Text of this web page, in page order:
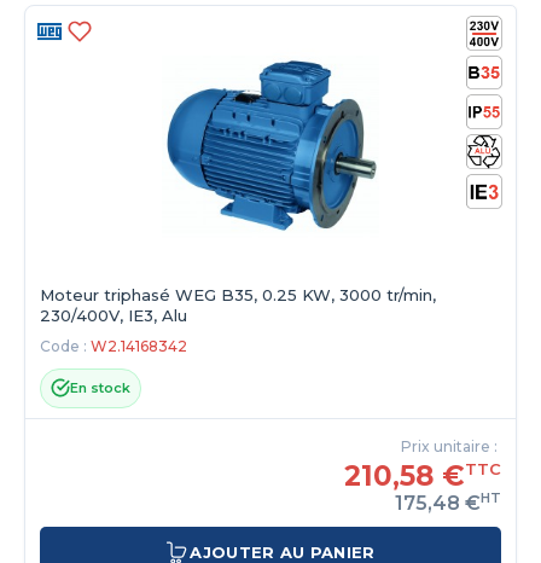
Moteur triphasé WEG B35, 0.25 KW, 3000 tr/min,
230/400V, IE3, Alu
Code : W2.14168342
En stock
Prix unitaire :
210,58 €TTC
175,48 €HT
AJOUTER AU PANIER